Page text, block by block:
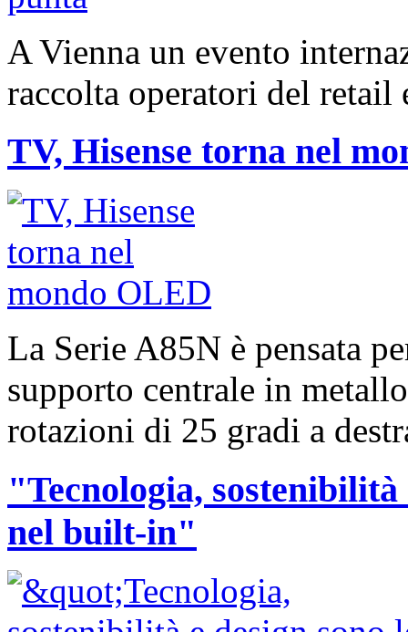
A Vienna un evento
raccolta operatori del retail
TV, Hisense torna nel
La Serie A85N è pensata
supporto centrale in
rotazioni di 25 gradi a
"Tecnologia,
nel built-in"